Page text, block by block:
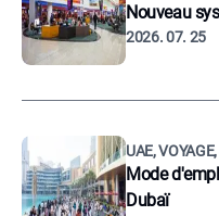
Nouveau
2026. 07. 25
UAE,
Mode
Dubaï